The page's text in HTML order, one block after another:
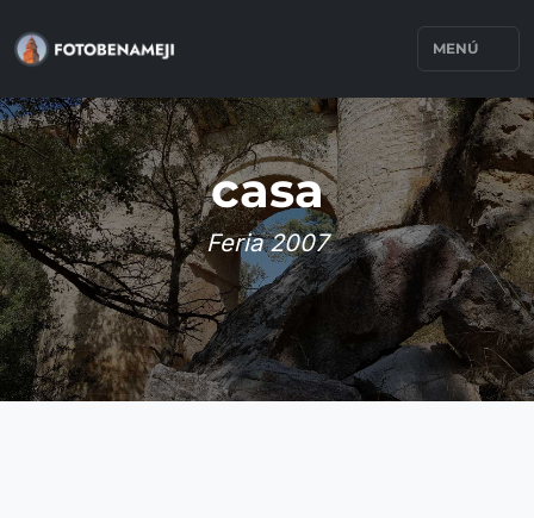
MENÚ
casa
Feria 2007